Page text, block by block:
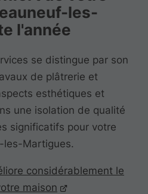
les-
l'année
se distingue par son
de plâtrerie et
esthétiques et
une isolation de qualité
significatifs pour votre
les-Martigues.
considérablement le
maison